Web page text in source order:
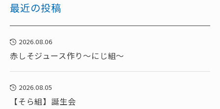
最近の投稿
2026.08.06
赤しそジュース作り～にじ組～
2026.08.05
【そら組】誕生会